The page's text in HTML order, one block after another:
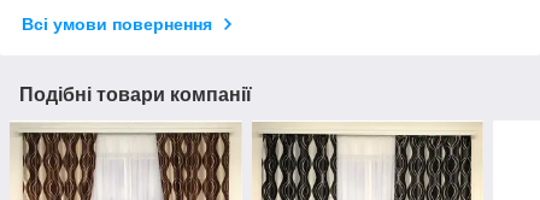
Всі умови повернення
Подібні товари компанії